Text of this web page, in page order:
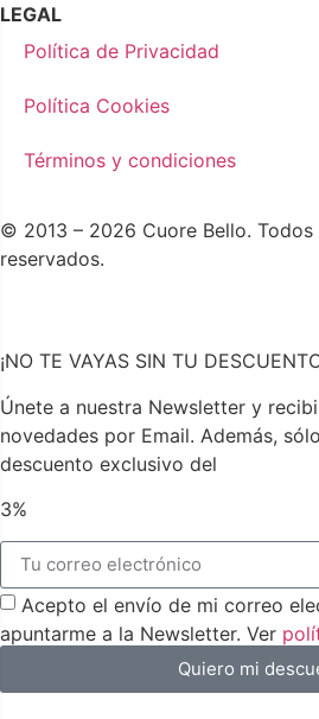
LEGAL
Política de Privacidad
Política Cookies
Términos y condiciones
© 2013 – 2026 Cuore Bello.
reservados.
¡NO TE VAYAS SIN TU
Únete a nuestra Newsletter y
novedades por Email. Además,
descuento exclusivo del
3%
Acepto el envío de mi correo
apuntarme a la Newsletter. Ver
Quiero mi